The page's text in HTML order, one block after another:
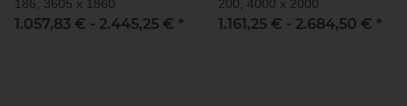
186, 3605 x 1860
1.057,83 € - 2.445,25 € *
200, 4000 x 2000
1.161,25 € - 2.684,50 € *